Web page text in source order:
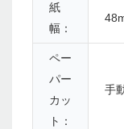
紙
幅：
ペー
パー
カッ
ト：
手